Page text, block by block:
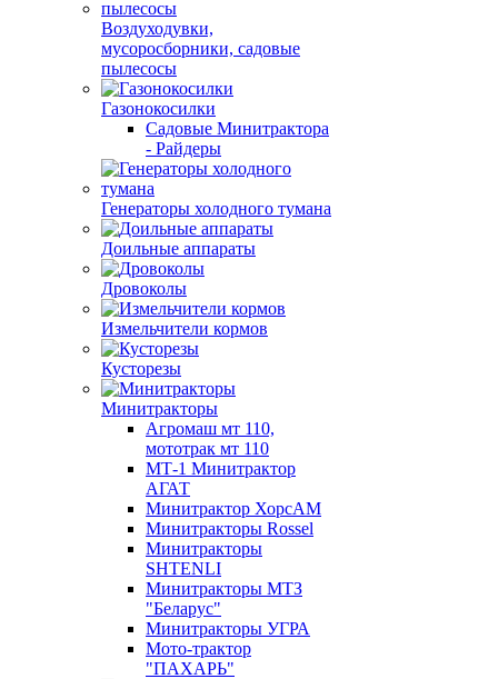
Воздуходувки,
мусоросборники, cадовые
пылесосы
Газонокосилки
Садовые Минитрактора
- Райдеры
Генераторы холодного тумана
Доильные аппараты
Дровоколы
Измельчители кормов
Кусторезы
Минитракторы
Агромаш мт 110,
мототрак мт 110
МТ-1 Минитрактор
АГАТ
Минитрактор ХорсАМ
Минитракторы Rossel
Минитракторы
SHTENLI
Минитракторы МТЗ
"Беларус"
Минитракторы УГРА
Мото-трактор
"ПАХАРЬ"